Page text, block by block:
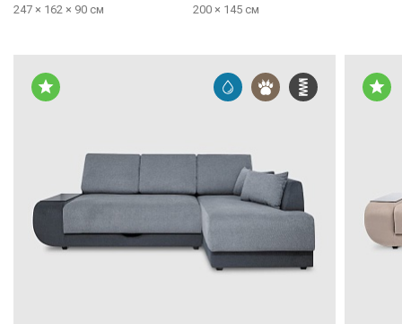
247 × 162 × 90 см
200 × 145 см